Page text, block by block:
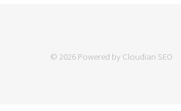
© 2026 Powered by Cloudian SEO